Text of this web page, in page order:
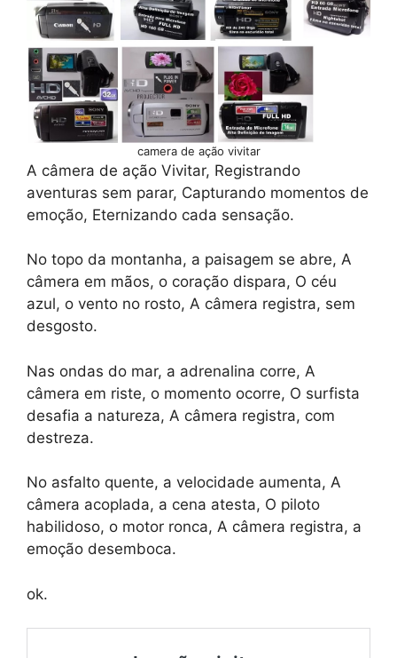
camera de ação vivitar
A câmera de ação Vivitar, Registrando
aventuras sem parar, Capturando momentos de
emoção, Eternizando cada sensação.
No topo da montanha, a paisagem se abre, A
câmera em mãos, o coração dispara, O céu
azul, o vento no rosto, A câmera registra, sem
desgosto.
Nas ondas do mar, a adrenalina corre, A
câmera em riste, o momento ocorre, O surfista
desafia a natureza, A câmera registra, com
destreza.
No asfalto quente, a velocidade aumenta, A
câmera acoplada, a cena atesta, O piloto
habilidoso, o motor ronca, A câmera registra, a
emoção desemboca.
ok.